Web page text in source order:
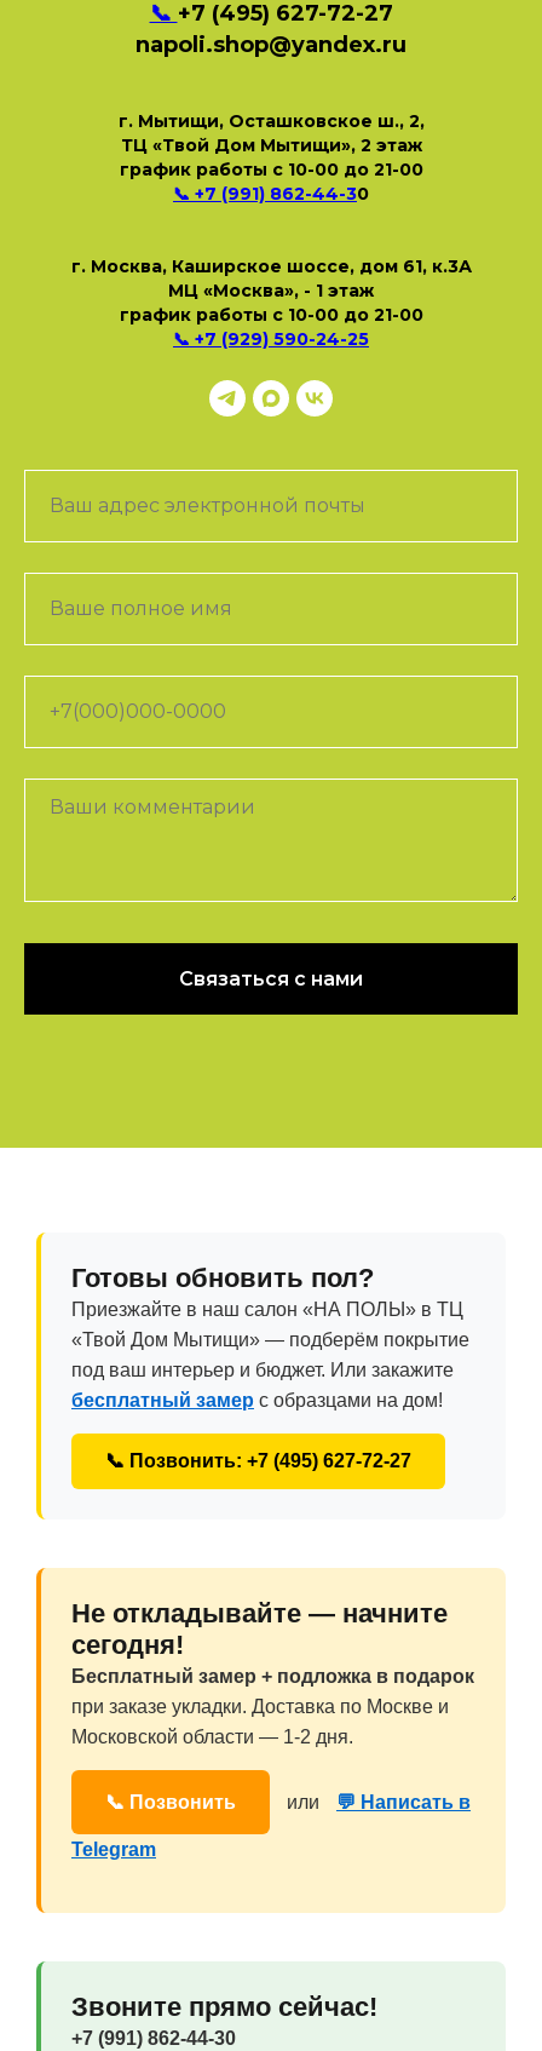
📞 +7 (495) 627-72-27
napoli.shop@yandex.ru
г. Мытищи, Осташковское ш., 2,
ТЦ «Твой Дом Мытищи», 2 этаж
график работы с 10-00 до 21-00
📞 +7 (991) 862-44-30
г. Москва, Каширское шоссе, дом 61, к.3А
МЦ «Москва», - 1 этаж
график работы с 10-00 до 21-00
📞 +7 (929) 590-24-25
Связаться с нами
Готовы обновить пол?
Приезжайте в наш салон «НА ПОЛЫ» в ТЦ
«Твой Дом Мытищи» — подберём покрытие
под ваш интерьер и бюджет. Или закажите
бесплатный замер с образцами на дом!
📞 Позвонить: +7 (495) 627-72-27
Не откладывайте — начните
сегодня!
Бесплатный замер + подложка в подарок
при заказе укладки. Доставка по Москве и
Московской области — 1-2 дня.
📞 Позвонить или 💬 Написать в
Telegram
Звоните прямо сейчас!
+7 (991) 862-44-30